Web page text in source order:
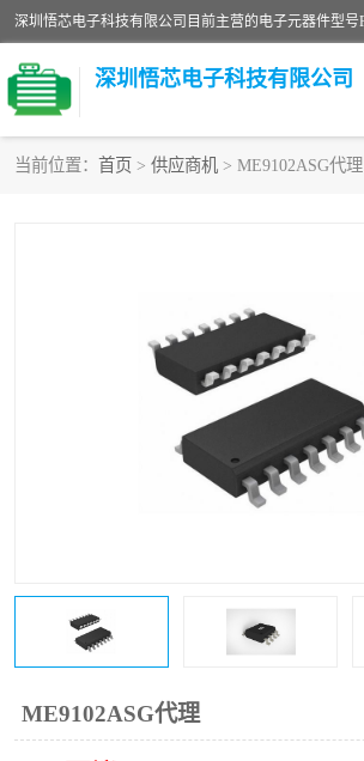
深圳悟芯电子科技有限公司
当前位置： 首页 > 供应商机 > ME9102ASG代理
ME9102ASG代理
FT32F
FT61F
FT64F
FT61F022
FT61F021